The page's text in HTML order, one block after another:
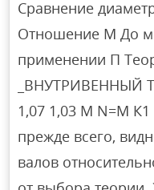
Сравнение
Отношение М До
применении П
_ВНУТРИВЕННЫЙ
1,07 1,03 М N=М К1
прежде всего,
валов